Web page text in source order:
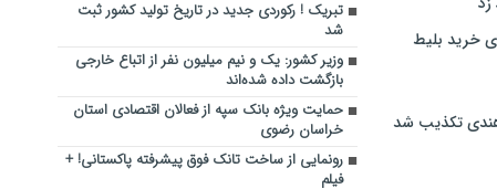
خرید بلیط
تکذیب شد
تبریک ! رکوردی جدید در تاریخ تولید کشور ثبت
شد
وزیر کشور: یک و نیم میلیون نفر از اتباع خارجی
بازگشت داده شده‌اند
حمایت ویژه بانک سپه از فعالان اقتصادی استان
خراسان رضوی
رونمایی از ساخت تانک فوق پیشرفته پاکستانی! +
فیلم